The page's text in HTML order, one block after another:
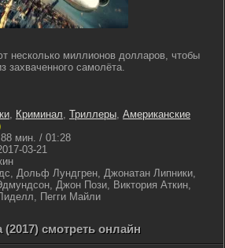
несколько миллионов долларов, чтобы
захваченного самолёта.
, Криминал, Триллеры, Американские
88 мин. / 01:28
03-21
Дольф Лундгрен, Джонатан Липники,
Джон Пози, Виктория Аткин,
Пегги Майли
(2017) смотреть онлайн